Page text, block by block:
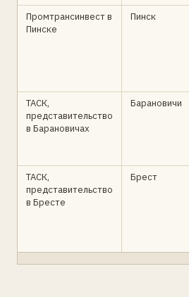
Промтрансинвест в
Пинске
Пинск
ТАСК,
представительство
в Барановичах
Барановичи
ТАСК,
представительство
в Бресте
Брест